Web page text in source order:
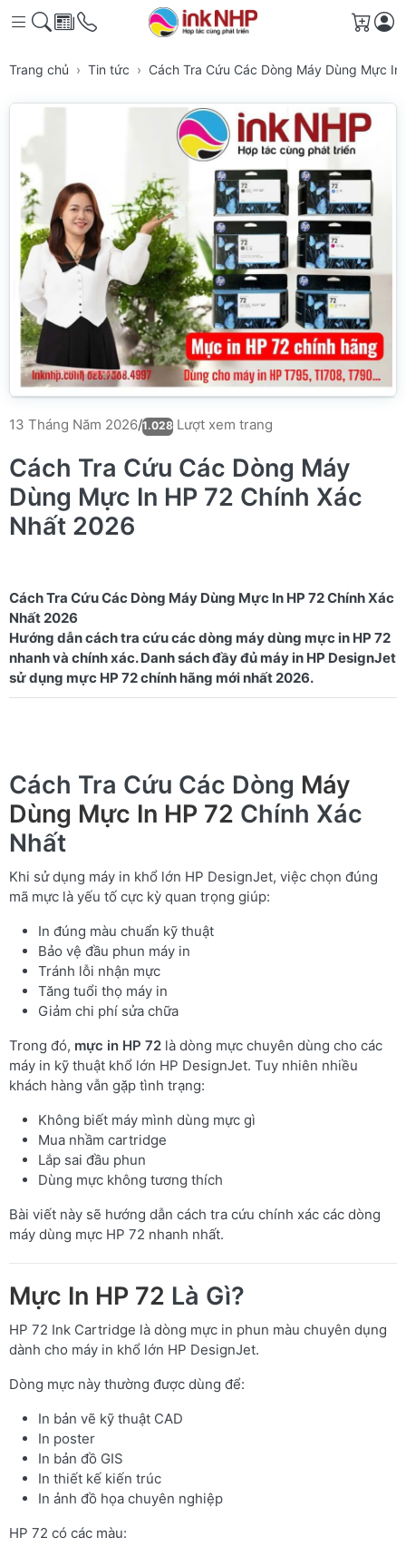
Giỏ
Trang chủ Tin tức Cách Tra Cứu Các Dòng Máy Dùng Mực
13 Tháng Năm 2026/1.028 Lượt xem trang
Cách Tra Cứu Các Dòng Máy
Dùng Mực In HP 72 Chính Xác
Nhất 2026
Cách Tra Cứu Các Dòng Máy Dùng Mực In HP 72 Chính Xác
Nhất 2026
Hướng dẫn cách tra cứu các dòng máy dùng mực in HP 72
nhanh và chính xác. Danh sách đầy đủ máy in HP DesignJet
Cách Tra Cứu Các Dòng Máy
Dùng Mực In HP 72 Chính Xác
Nhất
Khi sử dụng máy in khổ lớn HP DesignJet, việc chọn đúng
mã mực là yếu tố cực kỳ quan trọng giúp:
In đúng màu chuẩn kỹ thuật
Bảo vệ đầu phun máy in
Tránh lỗi nhận mực
Tăng tuổi thọ máy in
Giảm chi phí sửa chữa
Trong đó, mực in HP 72 là dòng mực chuyên dùng cho các
máy in kỹ thuật khổ lớn HP DesignJet. Tuy nhiên nhiều
khách hàng vẫn gặp tình trạng:
Không biết máy mình dùng mực gì
Mua nhầm cartridge
Lắp sai đầu phun
Dùng mực không tương thích
Bài viết này sẽ hướng dẫn cách tra cứu chính xác các dòng
máy dùng mực HP 72 nhanh nhất.
Mực In HP 72 Là Gì?
HP 72 Ink Cartridge là dòng mực in phun màu chuyên dụng
dành cho máy in khổ lớn HP DesignJet.
Dòng mực này thường được dùng để:
In bản vẽ kỹ thuật CAD
In poster
In bản đồ GIS
In thiết kế kiến trúc
In ảnh đồ họa chuyên nghiệp
HP 72 có các màu: